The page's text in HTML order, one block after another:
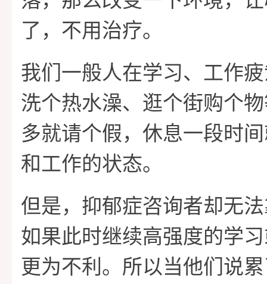
了，不用治疗。
我们一般人在学习、工作
洗个热水澡、逛个街购个
多就请个假，休息一段时
和工作的状态。
但是，抑郁症咨询者却无
如果此时继续高强度的学
更为不利。所以当他们说